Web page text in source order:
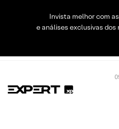
Invista melhor com
e análises exclusivas